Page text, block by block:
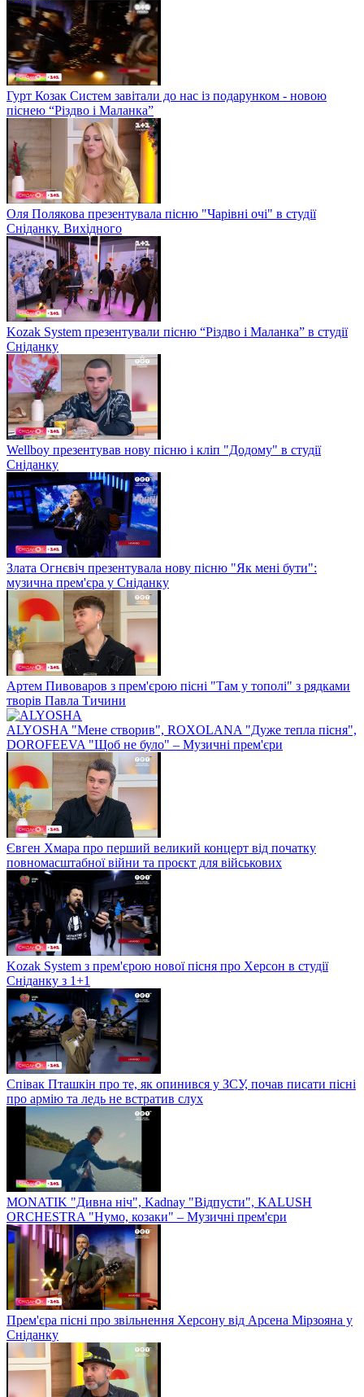
Гурт Козак Систем завітали до нас із подарунком - новою
піснею “Різдво і Маланка”
Оля Полякова презентувала пісню "Чарівні очі" в студії
Сніданку. Вихідного
Kozak System презентували пісню “Різдво і Маланка” в студії
Сніданку
Wellboy презентував нову пісню і кліп "Додому" в студії
Сніданку
Злата Огнєвіч презентувала нову пісню "Як мені бути":
музична прем'єра у Сніданку
Артем Пивоваров з прем'єрою пісні "Там у тополі" з рядками
творів Павла Тичини
ALYOSHA "Мене створив", ROXOLANA "Дуже тепла пісня",
DOROFEEVA "Щоб не було" – Музичні прем'єри
Євген Хмара про перший великий концерт від початку
повномасштабної війни та проєкт для військових
Kozak System з прем'єрою нової пісня про Херсон в студії
Сніданку з 1+1
Співак Пташкін про те, як опинився у ЗСУ, почав писати пісні
про армію та ледь не встратив слух
MONATIK "Дивна ніч", Kadnay "Відпусти", KALUSH
ORCHESTRA "Нумо, козаки" – Музичні прем'єри
Прем'єра пісні про звільнення Херсону від Арсена Мірзояна у
Сніданку